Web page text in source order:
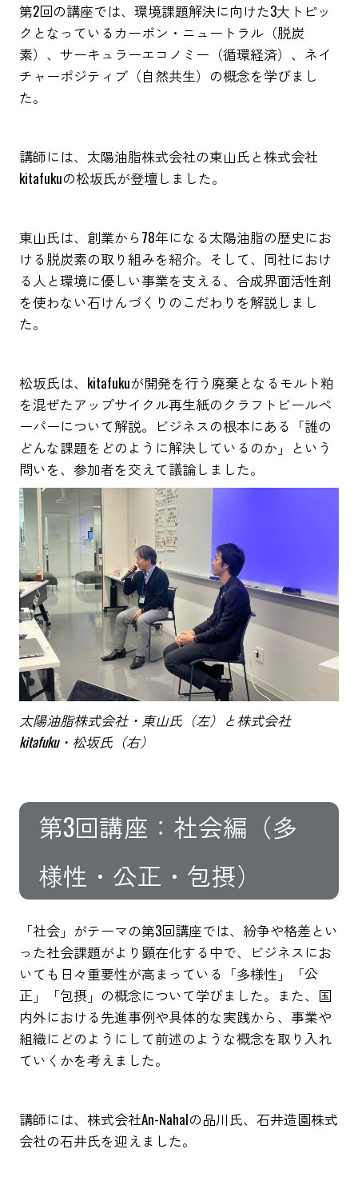
第2回の講座では、環境課題解決に向けた3大トピッ
クとなっているカーボン・ニュートラル（脱炭
素）、サーキュラーエコノミー（循環経済）、ネイ
チャーポジティブ（自然共生）の概念を学びまし
た。
講師には、太陽油脂株式会社の東山氏と株式会社
kitafukuの松坂氏が登壇しました。
東山氏は、創業から78年になる太陽油脂の歴史にお
ける脱炭素の取り組みを紹介。そして、同社におけ
る人と環境に優しい事業を支える、合成界面活性剤
を使わない石けんづくりのこだわりを解説しまし
た。
松坂氏は、kitafukuが開発を行う廃棄となるモルト粕
を混ぜたアップサイクル再生紙のクラフトビールペ
ーパーについて解説。ビジネスの根本にある「誰の
どんな課題をどのように解決しているのか」という
問いを、参加者を交えて議論しました。
太陽油脂株式会社・東山氏（左）と株式会社
kitafuku・松坂氏（右）
第3回講座：社会編（多
様性・公正・包摂）
「社会」がテーマの第3回講座では、紛争や格差とい
った社会課題がより顕在化する中で、ビジネスにお
いても日々重要性が高まっている「多様性」「公
正」「包摂」の概念について学びました。また、国
内外における先進事例や具体的な実践から、事業や
組織にどのようにして前述のような概念を取り入れ
ていくかを考えました。
講師には、株式会社An-Nahalの品川氏、石井造園株式
会社の石井氏を迎えました。